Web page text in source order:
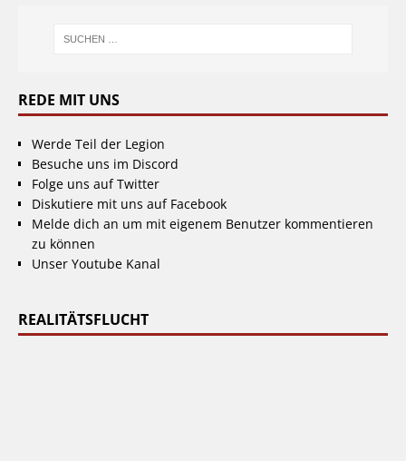
REDE MIT UNS
Werde Teil der Legion
Besuche uns im Discord
Folge uns auf Twitter
Diskutiere mit uns auf Facebook
Melde dich an um mit eigenem Benutzer kommentieren
zu können
Unser Youtube Kanal
REALITÄTSFLUCHT